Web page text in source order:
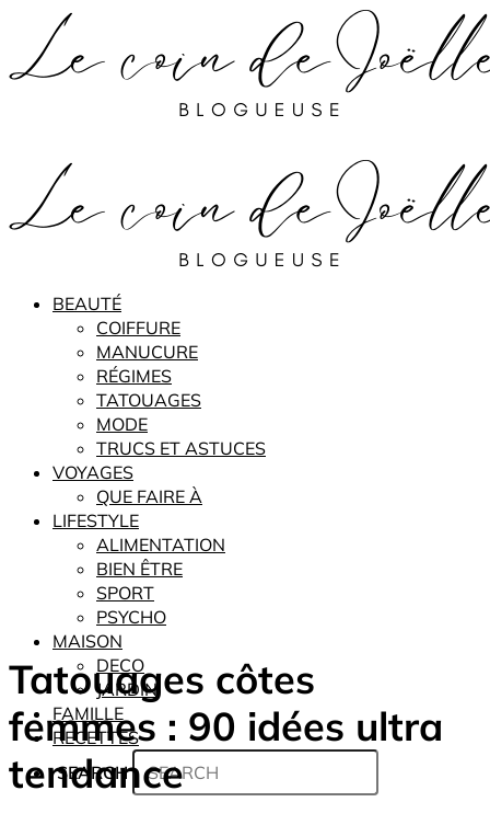
BEAUTÉ
COIFFURE
MANUCURE
RÉGIMES
TATOUAGES
MODE
TRUCS ET ASTUCES
VOYAGES
QUE FAIRE À
LIFESTYLE
ALIMENTATION
BIEN ÊTRE
SPORT
PSYCHO
MAISON
DECO
JARDIN
FAMILLE
RECETTES
SEARCH
Tatouages côtes
femmes : 90 idées ultra
tendance